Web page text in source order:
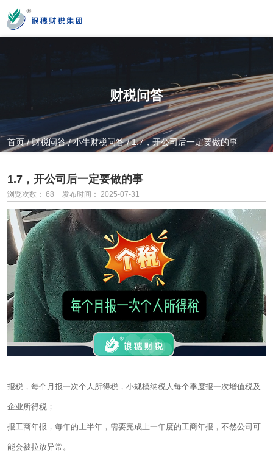
您好！新疆银穗财税服务集团股份有限公司官方网站！
MON-SAT 10：00-19：00
0991-3822222
公司门店地址
新疆乌市新医路89号新星大厦14楼
财税问答
首页/财税问答 /小牛财税问答 /1.7，开公司后一定要做的事
1.7，开公司后一定要做的事
浏览次数： 68 发布时间： 2025-07-31
报税，每个月报一次个人所得税，小规模纳税人每个季度报一次增值税及
企业所得税；
报工商年报，每年的上半年，需要完成上一年度的工商年报，不然公司可
能会被拉放异常。